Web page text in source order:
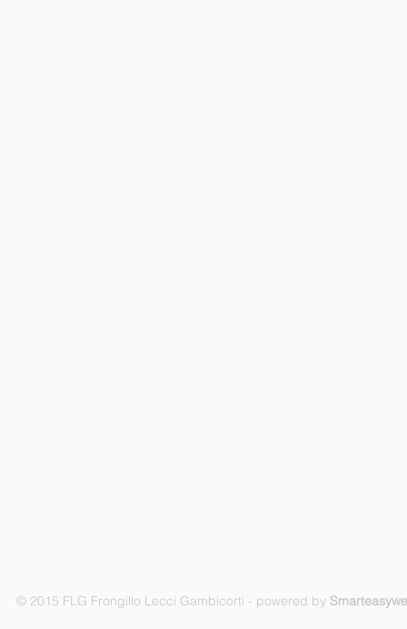
© 2015 FLG Frongillo Lecci Gambicorti - powered by